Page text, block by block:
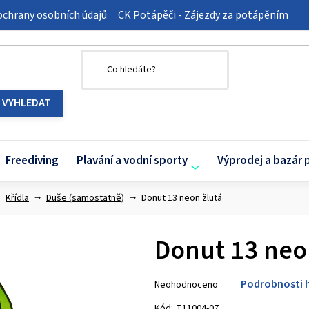
osobních údajů CK Potápěči - Zájezdy za potápěním
Freediving Plavání a vodní sporty Výprodej a bazár
Křídla Duše (samostatně) Donut 13 neon žlutá
Donut 13
hodnocení
Neohodnoceno Podrobnosti